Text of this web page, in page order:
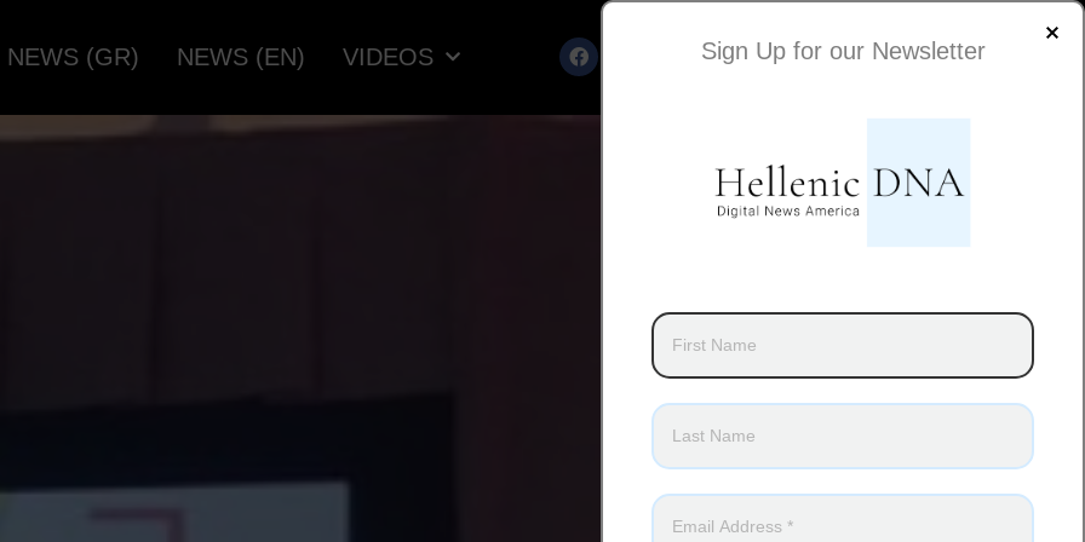
NEWS (GR) NEWS (EN) VIDEOS Sign Up for our Newsletter